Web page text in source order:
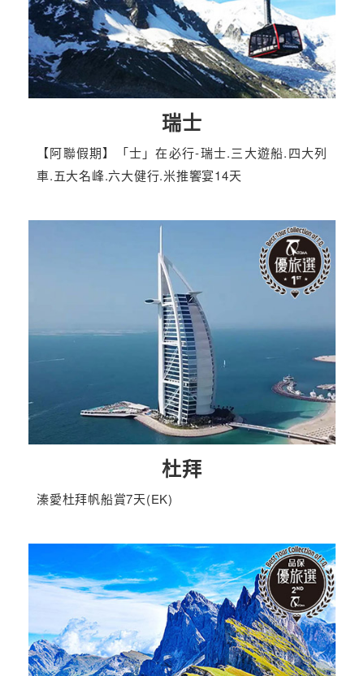
瑞士
【阿聯假期】「士」在必行-瑞士.三大遊船.四大列
車.五大名峰.六大健行.米推饗宴14天
杜拜
溱愛杜拜帆船賞7天(EK)